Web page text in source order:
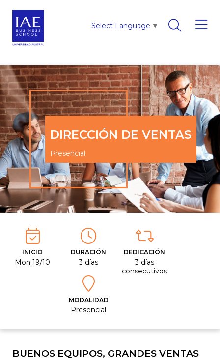
Select Language ▼
DIRECCIÓN DE VENTAS
Presencial
INICIO
Mon 19/10
DURACIÓN
3 días
DEDICACIÓN
3 días
consecutivos
MODALIDAD
Presencial
BUENOS EQUIPOS, GRANDES VENTAS